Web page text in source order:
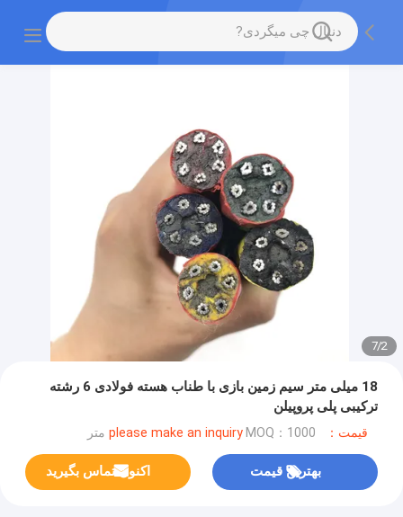
2
/
7
18 میلی متر سیم زمین بازی با طناب هسته فولادی 6 رشته
ترکیبی پلی پروپیلن
قیمت：please make an inquiry MOQ：1000 متر
بهترین قیمت اکنون تماس بگیرید